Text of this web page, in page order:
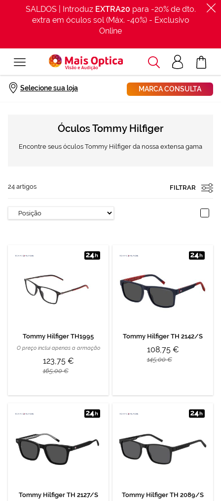
SALDOS | Introduz EXTRA20 para -20% de dto.
extra em óculos sol (Máx. -40%) - Exclusivo
Online
Acesso
clientes
O Meu
Selecione sua loja MARCA CONSULTA
Procurar
Início Marcas Marcas de óculos Tommy Hilfiger
Óculos Tommy Hilfiger
Encontre seus óculos Tommy Hilfiger da nossa extensa gama
24 artigos FILTRAR
Tommy Hilfiger TH1995
O preço inclui apenas a armação
123,75 €
165,00 €
Tommy Hilfiger TH 2142/S
108,75 €
145,00 €
Tommy Hilfiger TH 2127/S Tommy Hilfiger TH 2089/S